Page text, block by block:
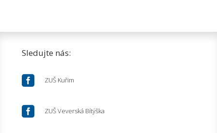
Sledujte nás:
 ZUŠ Kuřim
 ZUŠ Veverská Bítýška